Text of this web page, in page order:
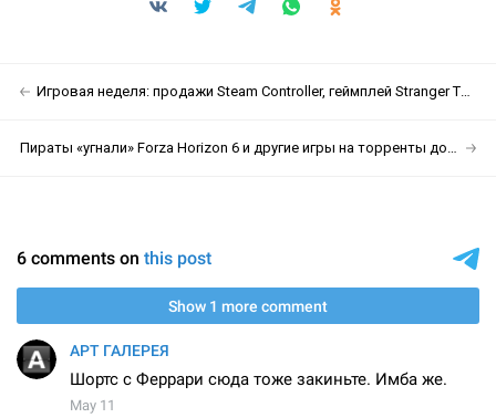
Игровая неделя: продажи Steam Controller, геймплей Stranger Than Heaven и подорожание Nintendo Switch
Пираты «угнали» Forza Horizon 6 и другие игры на торренты до официального релиза